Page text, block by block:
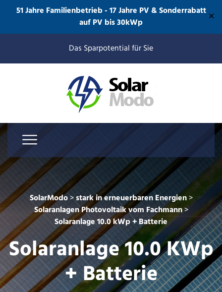
51 Jahre Familienbetrieb - 17 Jahre PV & Sonderrabatt
auf PV bis 30kWp
✕
Das Sparpotential für Sie
SolarModo>stark in erneuerbaren Energien>
Solaranlagen Photovoltaik vom Fachmann>
Solaranlage 10.0 kWp + Batterie
Solaranlage 10.0 KWp
+ Batterie